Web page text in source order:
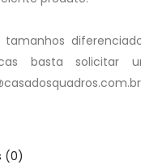
tamanhos
basta solicitar
(0)